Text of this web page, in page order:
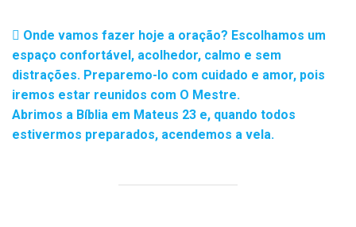
Onde vamos fazer hoje a oração? Escolhamos um
espaço confortável, acolhedor, calmo e sem
distrações. Preparemo-lo com cuidado e amor, pois
iremos estar reunidos com O Mestre.
Abrimos a Bíblia em Mateus 23 e, quando todos
estivermos preparados, acendemos a vela.